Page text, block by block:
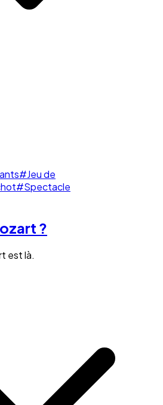
#Jeu de
#Spectacle
?
est là.